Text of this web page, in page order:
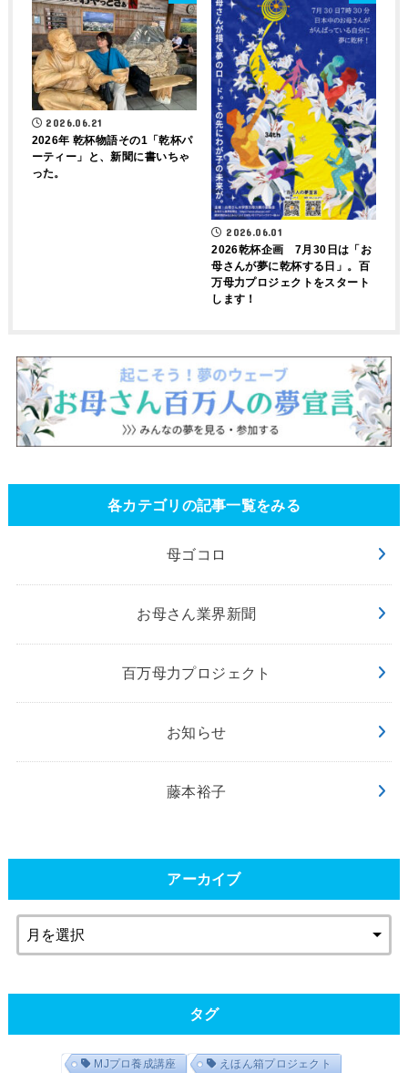
2026.06.21
2026年 乾杯物語その1「乾杯パ
ーティー」と、新聞に書いちゃ
った。
2026.06.01
2026乾杯企画 7月30日は「お
母さんが夢に乾杯する日」。百
万母力プロジェクトをスタート
します！
各カテゴリの記事一覧をみる
母ゴコロ
お母さん業界新聞
百万母力プロジェクト
お知らせ
藤本裕子
アーカイブ
タグ
MJプロ養成講座 えほん箱プロジェクト